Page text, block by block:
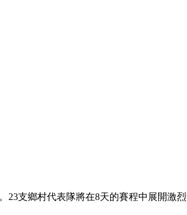
支鄉村代表隊將在8天的賽程中展開激